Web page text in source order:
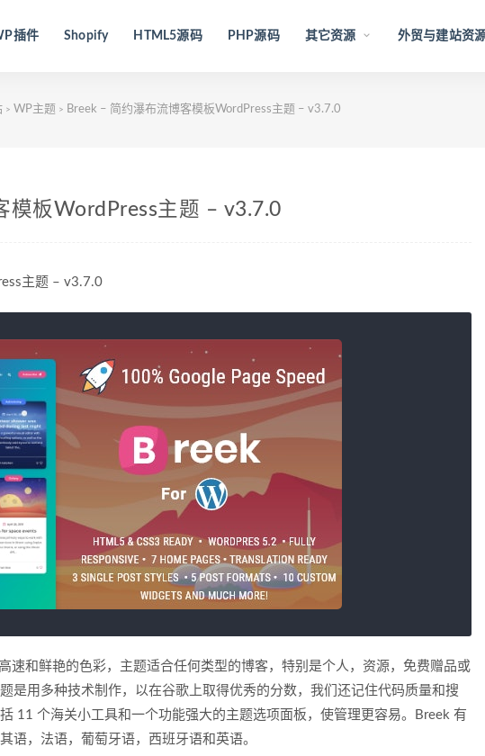
插件 Shopify HTML5源码 PHP源码 其它资源 外贸与建站资
> WP主题 > Breek – 简约瀑布流博客模板WordPress主题 – v3.7.0
模板WordPress主题 – v3.7.0
主题 – v3.7.0
速和鲜艳的色彩，主题适合任何类型的博客，特别是个人，资源，免费赠品或
是用多种技术制作，以在谷歌上取得优秀的分数，我们还记住代码质量和搜
11 个海关小工具和一个功能强大的主题选项面板，使管理更容易。Breek 有
语，法语，葡萄牙语，西班牙语和英语。